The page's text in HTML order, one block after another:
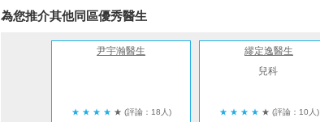
為您推介其他同區優秀醫生
尹宇瀚醫生
★ ★ ★ ★ ★ (評論：18人)
繆定逸醫生
兒科
★ ★ ★ ★ ★ (評論：10人)